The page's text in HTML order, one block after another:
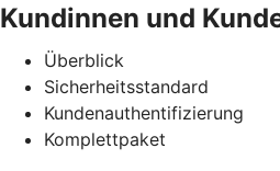
Kundinnen und
Überblick
Sicherheitsstandard
Kundenauthentifizierung
Komplettpaket